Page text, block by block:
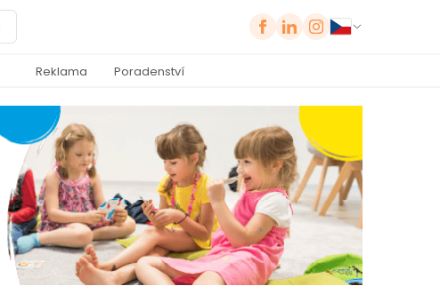
Reklama Poradenství